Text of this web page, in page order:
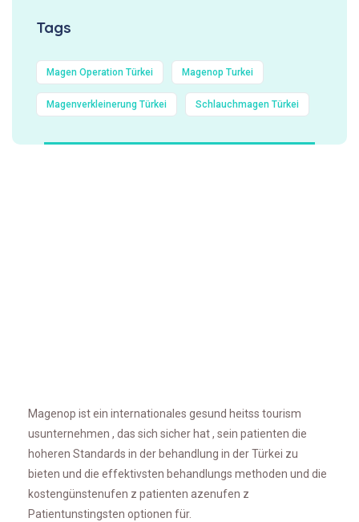
Tags
Magen Operation Türkei Magenop Turkei
Magenverkleinerung Türkei Schlauchmagen Türkei
Magenop ist ein internationales gesund heitss tourism
usunternehmen , das sich sicher hat , sein patienten die
hoheren Standards in der behandlung in der Türkei zu
bieten und die effektivsten behandlungs methoden und die
kostengünstenufen z patienten azenufen z
Patientunstingsten optionen für.